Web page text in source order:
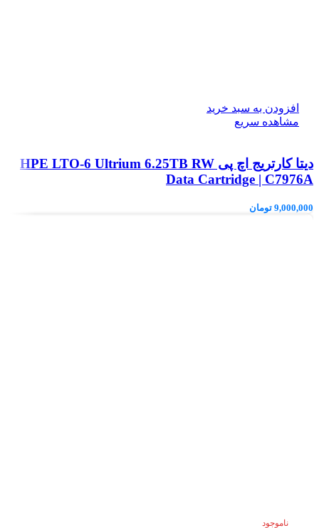
افزودن به سبد خرید
مشاهده سریع
دیتا کارتریج اچ پی HPE LTO‑6 Ultrium 6.25TB RW
Data Cartridge | C7976A
9,000,000 تومان
ناموجود